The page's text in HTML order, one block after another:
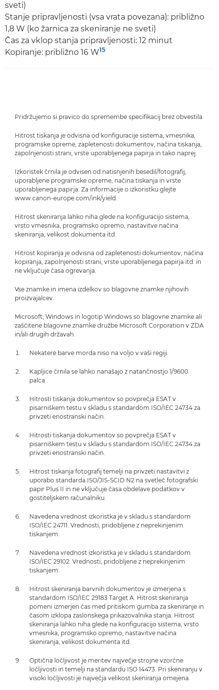
sveti)
Stanje pripravljenosti (vsa vrata povezana): približno
1,8 W (ko žarnica za skeniranje ne sveti)
Čas za vklop stanja pripravljenosti: 12 minut
Kopiranje: približno 16 W15
Pridržujemo si pravico do spremembe specifikacij brez obvestila.
Hitrost tiskanja je odvisna od konfiguracije sistema, vmesnika,
programske opreme, zapletenosti dokumentov, načina tiskanja,
zapolnjenosti strani, vrste uporabljenega papirja in tako naprej.
Izkoristek črnila je odvisen od natisnjenih besedil/fotografij,
uporabljene programske opreme, načina tiskanja in vrste
uporabljenega papirja. Za informacije o izkoristku glejte
www.canon-europe.com/ink/yield.
Hitrost skeniranja lahko niha glede na konfiguracijo sistema,
vrsto vmesnika, programsko opremo, nastavitve načina
skeniranja, velikost dokumenta itd.
Hitrost kopiranja je odvisna od zapletenosti dokumentov, načina
kopiranja, zapolnjenosti strani, vrste uporabljenega papirja itd. in
ne vključuje časa ogrevanja.
Vse znamke in imena izdelkov so blagovne znamke njihovih
proizvajalcev.
Microsoft, Windows in logotip Windows so blagovne znamke ali
zaščitene blagovne znamke družbe Microsoft Corporation v ZDA
in/ali drugih državah.
Nekatere barve morda niso na voljo v vaši regiji.
Kapljice črnila se lahko nanašajo z natančnostjo 1/9600
palca
Hitrosti tiskanja dokumentov so povprečja ESAT v
pisarniškem testu v skladu s standardom ISO/IEC 24734 za
privzeti enostranski način.
Hitrosti tiskanja dokumentov so povprečja ESAT v
pisarniškem testu v skladu s standardom ISO/IEC 24734 za
privzeti enostranski način.
Hitrost tiskanja fotografij temelji na privzeti nastavitvi z
uporabo standarda ISO/JIS-SCID N2 na svetleč fotografski
papir Plus II in ne vključuje časa obdelave podatkov v
gostiteljskem računalniku.
Navedena vrednost izkoristka je v skladu s standardom
ISO/IEC 24711. Vrednosti, pridobljene z neprekinjenim
tiskanjem.
Navedena vrednost izkoristka je v skladu s standardom
ISO/IEC 29102. Vrednosti, pridobljene z neprekinjenim
tiskanjem.
Hitrost skeniranja barvnih dokumentov je izmerjena s
standardom ISO/IEC 29183 Target A. Hitrost skeniranja
pomeni izmerjen čas med pritiskom gumba za skeniranje in
časom izklopa zaslonskega prikazovalnika stanja. Hitrost
skeniranja lahko niha glede na konfiguracijo sistema, vrsto
vmesnika, programsko opremo, nastavitve načina
skeniranja, velikost dokumenta itd.
Optična ločljivost je meritev največje strojne vzorčne
ločljivosti in temelji na standardu ISO 14473. Pri skeniranju v
visoki ločljivosti je največja velikost skeniranja omejena.